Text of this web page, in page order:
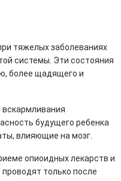
тяжелых заболеваниях
системы. Эти состояния
более щадящего и
вскармливания
будущего ребенка
влияющие на мозг.
опиоидных лекарств и
только после